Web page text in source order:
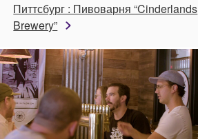
Питтсбург : Пивоварня “Cinderlands
Brewery”